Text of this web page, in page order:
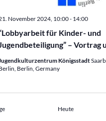
für Kinder- und
Jugendbeteiligung” – Vortrag
November 2024, 10:00- 14:00
Königsstadt
Berlin, Germany
Veranstaltungen Heute